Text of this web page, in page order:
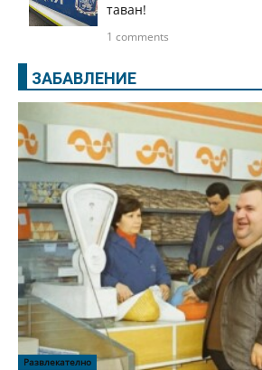
таван!
1 comments
ЗАБАВЛЕНИЕ
Развлекателно